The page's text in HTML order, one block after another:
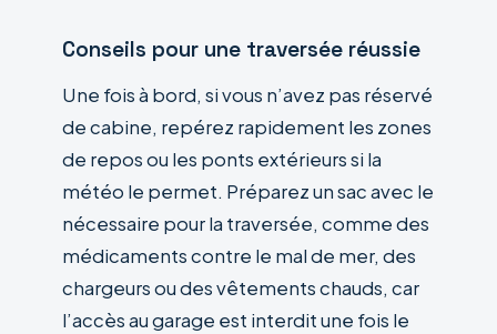
Conseils pour une traversée réussie
Une fois à bord, si vous n’avez pas réservé
de cabine, repérez rapidement les zones
de repos ou les ponts extérieurs si la
météo le permet. Préparez un sac avec le
nécessaire pour la traversée, comme des
médicaments contre le mal de mer, des
chargeurs ou des vêtements chauds, car
l’accès au garage est interdit une fois le